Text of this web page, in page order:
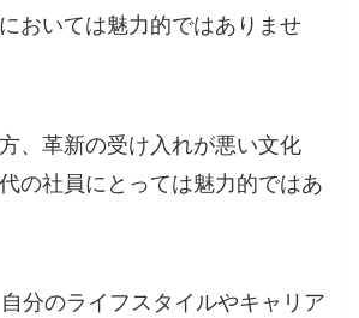
おいては魅力的ではありませ
、革新の受け入れが悪い文化
の社員にとっては魅力的ではあ
分のライフスタイルやキャリア